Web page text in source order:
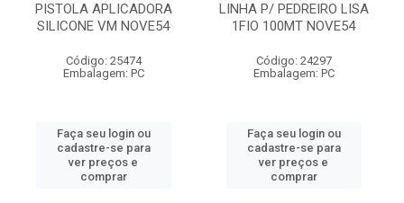
PISTOLA APLICADORA
SILICONE VM NOVE54
Código: 25474
Embalagem: PC
Faça seu login ou
cadastre-se para
ver preços e
comprar
LINHA P/ PEDREIRO LISA
1FIO 100MT NOVE54
Código: 24297
Embalagem: PC
Faça seu login ou
cadastre-se para
ver preços e
comprar